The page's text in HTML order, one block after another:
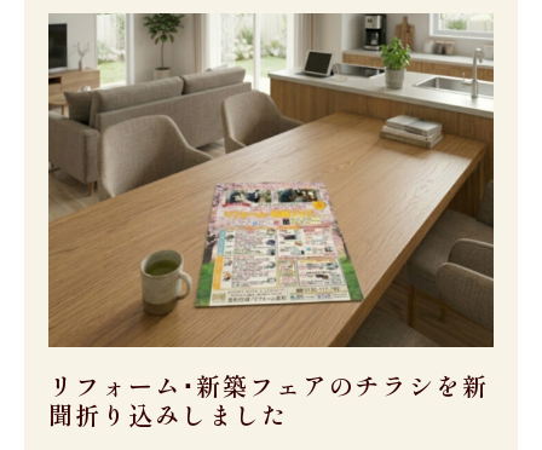
リフォーム･新築フェアのチラシを新
聞折り込みしました